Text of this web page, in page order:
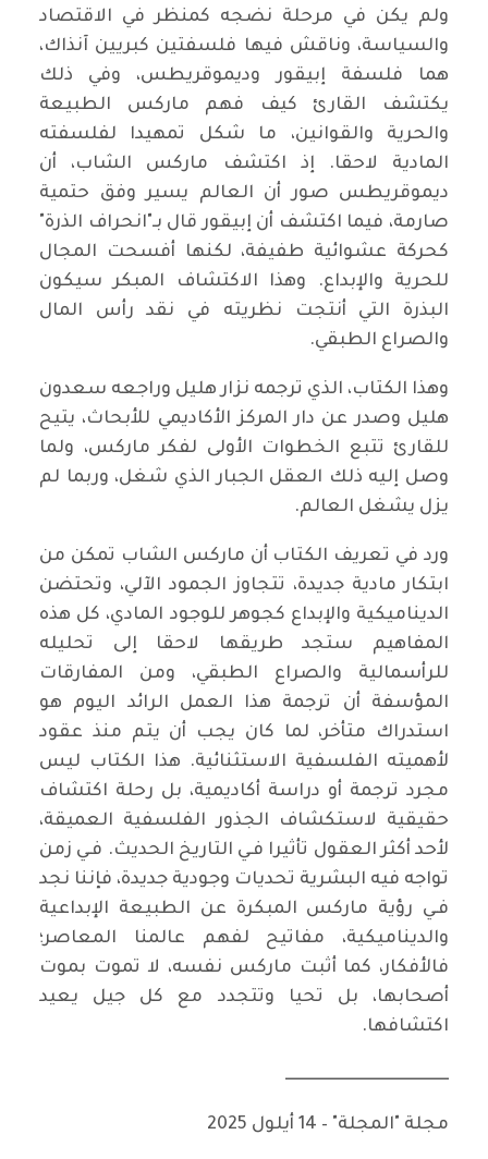
ولم يكن في مرحلة نضجه كمنظر في الاقتصاد
والسياسة، وناقش فيها فلسفتين كبريين آنذاك،
هما فلسفة إبيقور وديموقريطس، وفي ذلك
يكتشف القارئ كيف فهم ماركس الطبيعة
والحرية والقوانين، ما شكل تمهيدا لفلسفته
المادية لاحقا. إذ اكتشف ماركس الشاب، أن
ديموقريطس صور أن العالم يسير وفق حتمية
صارمة، فيما اكتشف أن إبيقور قال بـ"انحراف الذرة"
كحركة عشوائية طفيفة، لكنها أفسحت المجال
للحرية والإبداع. وهذا الاكتشاف المبكر سيكون
البذرة التي أنتجت نظريته في نقد رأس المال
والصراع الطبقي.
وهذا الكتاب، الذي ترجمه نزار هليل وراجعه سعدون
هليل وصدر عن دار المركز الأكاديمي للأبحاث، يتيح
للقارئ تتبع الخطوات الأولى لفكر ماركس، ولما
وصل إليه ذلك العقل الجبار الذي شغل، وربما لم
يزل يشغل العالم.
ورد في تعريف الكتاب أن ماركس الشاب تمكن من
ابتكار مادية جديدة، تتجاوز الجمود الآلي، وتحتضن
الديناميكية والإبداع كجوهر للوجود المادي، كل هذه
المفاهيم ستجد طريقها لاحقا إلى تحليله
للرأسمالية والصراع الطبقي، ومن المفارقات
المؤسفة أن ترجمة هذا العمل الرائد اليوم هو
استدراك متأخر، لما كان يجب أن يتم منذ عقود
لأهميته الفلسفية الاستثنائية. هذا الكتاب ليس
مجرد ترجمة أو دراسة أكاديمية، بل رحلة اكتشاف
حقيقية لاستكشاف الجذور الفلسفية العميقة،
لأحد أكثر العقول تأثيرا فـي التاريخ الحديث. فـي زمن
تواجه فيه البشرية تحديات وجودية جديدة، فإننا نجد
فـي رؤية ماركس المبكرة عن الطبيعة الإبداعية
والديناميكية، مفاتيح لفهم عالمنا المعاصر؛
فالأفكار، كما أثبت ماركس نفسه، لا تموت بموت
أصحابها، بل تحيا وتتجدد مع كل جيل يعيد
اكتشافها.
ــــــــــــــــــــــــــــــــــــــــــــــــــ
مجلة "المجلة" – 14 أيلول 2025